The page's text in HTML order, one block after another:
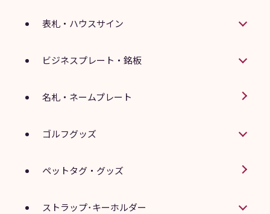
表札・ハウスサイン
ビジネスプレート・銘板
名札・ネームプレート
ゴルフグッズ
ペットタグ・グッズ
ストラップ･キーホルダー